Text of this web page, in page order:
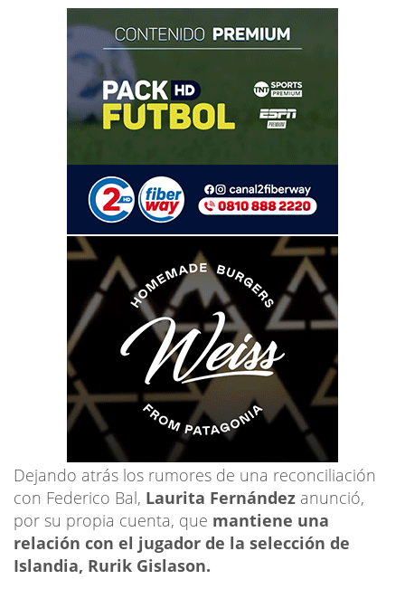
Dejando atrás los rumores de una reconciliación
con Federico Bal, Laurita Fernández anunció,
por su propia cuenta, que mantiene una
relación con el jugador de la selección de
Islandia, Rurik Gislason.